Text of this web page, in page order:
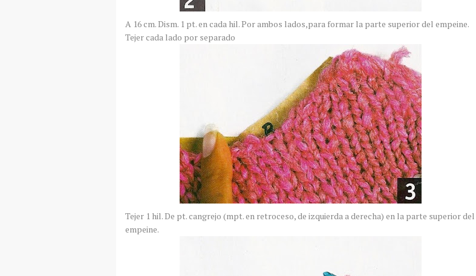
A 16 cm.Dism. 1 pt. en cada hil. Por ambos lados,para formar la parte superior del empeine.
Tejer cada lado por separado
Tejer 1 hil. De pt. cangrejo (mpt. en retroceso, de izquierda a derecha) en la parte superior del
empeine.